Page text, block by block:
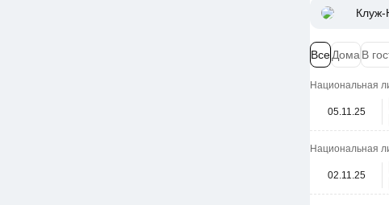
ВсеДома В
Национальная
05.11.25
Национальная
02.11.25